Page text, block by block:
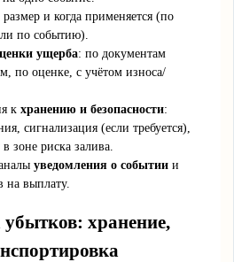
размер и когда применяется (по
по событию).
ущерба: по документам
по оценке, с учётом износа/
кхранению и безопасности:
сигнализация (если требуется),
зоне риска залива.
уведомления о событии и
на выплату.
хранение,